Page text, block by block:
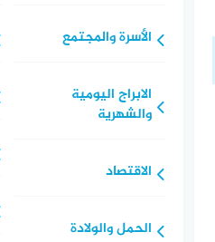
الأسرة والمجتمع
الابراج اليومية
والشهرية
الاقتصاد
الحمل والولادة